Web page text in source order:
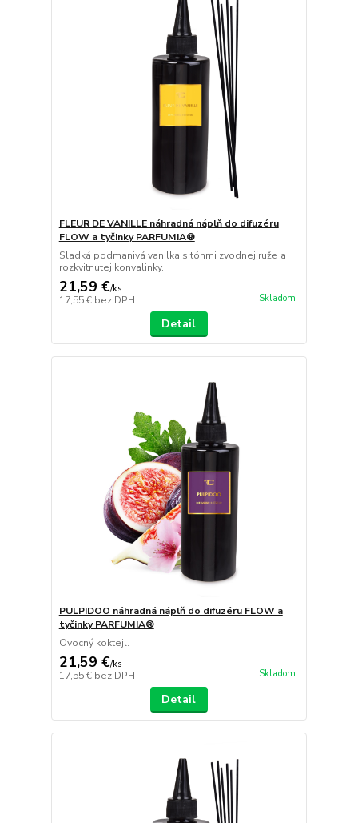
FLEUR DE VANILLE náhradná náplň do difuzéru
FLOW a tyčinky PARFUMIA®
Sladká podmanivá vanilka s tónmi zvodnej ruže a
rozkvitnutej konvalinky.
21,59 €/ks
17,55 € bez DPH Skladom
Detail
PULPIDOO náhradná náplň do difuzéru FLOW a
tyčinky PARFUMIA®
Ovocný koktejl.
21,59 €/ks
17,55 € bez DPH Skladom
Detail